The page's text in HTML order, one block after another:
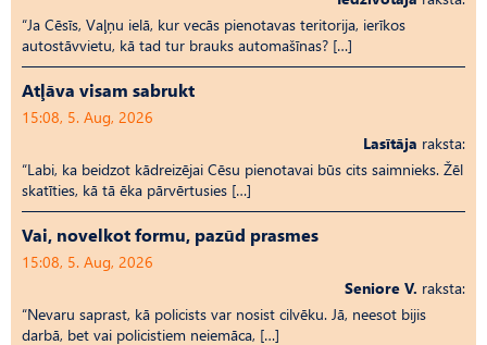
“Ja Cēsīs, Vaļņu ielā, kur vecās pienotavas teritorija, ierīkos
autostāvvietu, kā tad tur brauks automašīnas? […]
Atļāva visam sabrukt
15:08, 5. Aug, 2026
Lasītāja raksta:
“Labi, ka beidzot kādreizējai Cēsu pienotavai būs cits saimnieks. Žēl
skatīties, kā tā ēka pārvērtusies […]
Vai, novelkot formu, pazūd prasmes
15:08, 5. Aug, 2026
Seniore V. raksta:
“Nevaru saprast, kā policists var nosist cilvēku. Jā, neesot bijis
darbā, bet vai policistiem neiemāca, […]